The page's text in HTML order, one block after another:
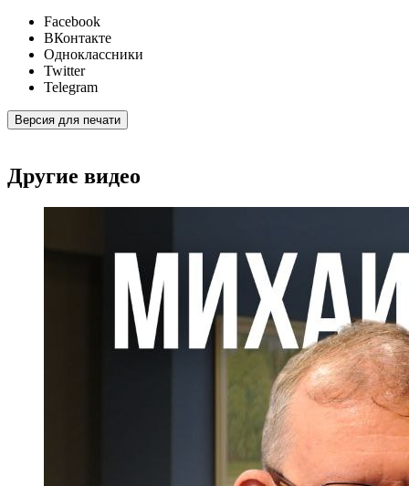
Facebook
ВКонтакте
Одноклассники
Twitter
Telegram
Версия для печати
Другие видео